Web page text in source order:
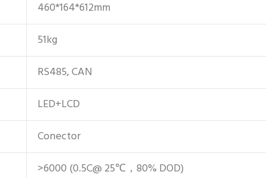
460*164*612mm
51kg
RS485, CAN
LED+LCD
Conector
>6000 (0.5C@ 25℃，80% DOD)